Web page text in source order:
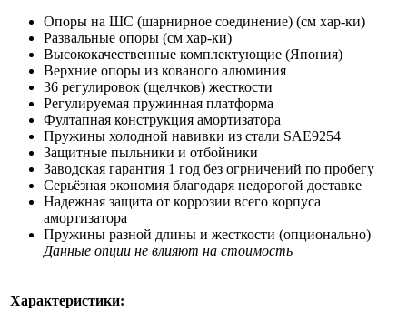
Опоры на ШС (шарнирное соединение) (см хар-ки)
Развальные опоры (см хар-ки)
Высококачественные комплектующие (Япония)
Верхние опоры из кованого алюминия
36 регулировок (щелчков) жесткости
Регулируемая пружинная платформа
Фултапная конструкция амортизатора
Пружины холодной навивки из стали SAE9254
Защитные пыльники и отбойники
Заводская гарантия 1 год без огрничений по пробегу
Серьёзная экономия благодаря недорогой доставке
Надежная защита от коррозии всего корпуса
амортизатора
Пружины разной длины и жесткости (опционально)
Данные опции не влияют на стоимость
Характеристики: